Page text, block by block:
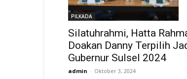
PILKADA
Silatuhrahmi, Hatta
Doakan Danny Terpilih
Gubernur Sulsel 2024
admin - Oktober 3, 2024